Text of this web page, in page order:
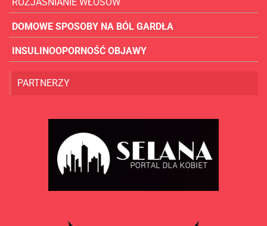
DOMOWE SPOSOBY NA BÓL GARDŁA
INSULINOOPORNOŚĆ OBJAWY
PARTNERZY